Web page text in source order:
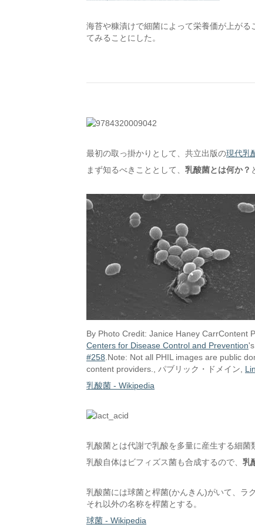
海苔や糠漬けで細菌によって栄養価が上が
てみることにした。
最初の取っ掛かりとして、共立出版の現代乳
まず知るべきこととして、 乳酸菌とは何か？
By Photo Credit: Janice Haney CarrContent
Centers for Disease Control and Prevention's
#258 .Note: Not all PHIL images are public
content providers., パブリック・ドメイン,
乳酸菌 - Wikipedia
乳酸菌とは代謝で乳酸を多量に産生する細菌
乳酸自体はビフィズス菌も合成するので、 乳
乳酸菌には球菌と桿菌(かんきん)がいて、ラ
それ以外の名称を桿菌とする。
球菌 - Wikipedia